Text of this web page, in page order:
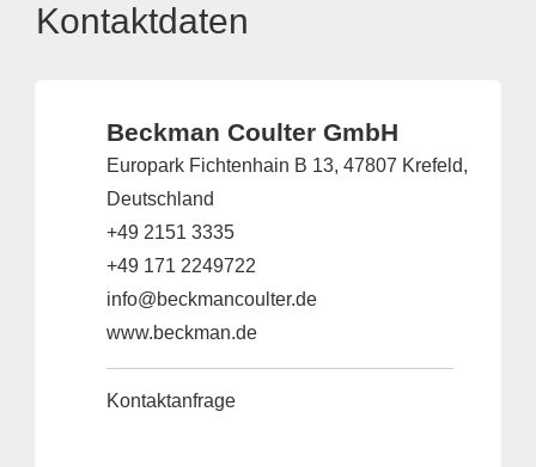
Kontaktdaten
Beckman Coulter GmbH
Europark Fichtenhain B 13, 47807 Krefeld,
Deutschland
+49 2151 3335
+49 171 2249722
info@beckmancoulter.de
www.beckman.de
Kontaktanfrage